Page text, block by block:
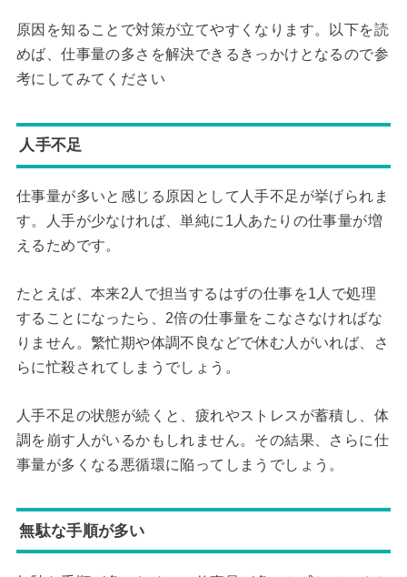
原因を知ることで対策が立てやすくなります。以下を読
めば、仕事量の多さを解決できるきっかけとなるので参
考にしてみてください
人手不足
仕事量が多いと感じる原因として人手不足が挙げられま
す。人手が少なければ、単純に1人あたりの仕事量が増
えるためです。
たとえば、本来2人で担当するはずの仕事を1人で処理
することになったら、2倍の仕事量をこなさなければな
りません。繁忙期や体調不良などで休む人がいれば、さ
らに忙殺されてしまうでしょう。
人手不足の状態が続くと、疲れやストレスが蓄積し、体
調を崩す人がいるかもしれません。その結果、さらに仕
事量が多くなる悪循環に陥ってしまうでしょう。
無駄な手順が多い